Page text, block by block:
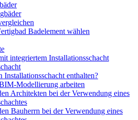
Badelement wählen
integriertem Installationsschacht
Installationsschacht enthalten?
Modellierung arbeiten
Architekten bei der Verwendung eines
Bauherrn bei der Verwendung eines